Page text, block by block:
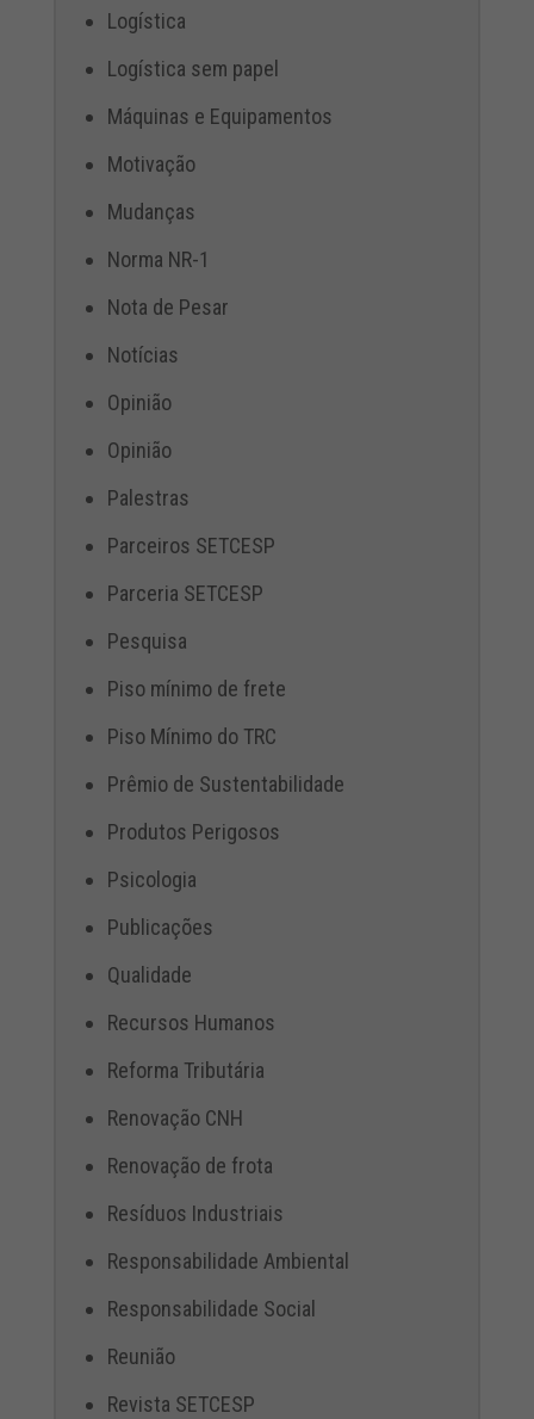
Logística
Logística sem papel
Máquinas e Equipamentos
Motivação
Mudanças
Norma NR-1
Nota de Pesar
Notícias
Opinião
Opinião
Palestras
Parceiros SETCESP
Parceria SETCESP
Pesquisa
Piso mínimo de frete
Piso Mínimo do TRC
Prêmio de Sustentabilidade
Produtos Perigosos
Psicologia
Publicações
Qualidade
Recursos Humanos
Reforma Tributária
Renovação CNH
Renovação de frota
Resíduos Industriais
Responsabilidade Ambiental
Responsabilidade Social
Reunião
Revista SETCESP